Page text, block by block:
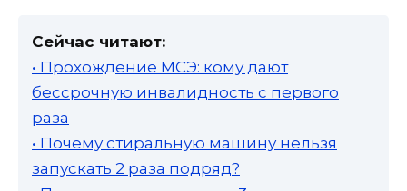
Сейчас читают:
• Прохождение МСЭ: кому дают
бессрочную инвалидность с первого
раза
• Почему стиральную машину нельзя
запускать 2 раза подряд?